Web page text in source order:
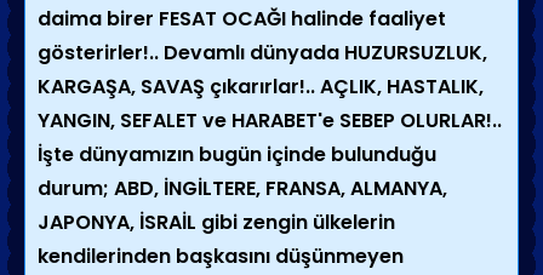
daima birer FESAT OCAĞI halinde faaliyet
gösterirler!.. Devamlı dünyada HUZURSUZLUK,
KARGAŞA, SAVAŞ çıkarırlar!.. AÇLIK, HASTALIK,
YANGIN, SEFALET ve HARABET'e SEBEP OLURLAR!..
İşte dünyamızın bugün içinde bulunduğu
durum; ABD, İNGİLTERE, FRANSA, ALMANYA,
JAPONYA, İSRAİL gibi zengin ülkelerin
kendilerinden başkasını düşünmeyen